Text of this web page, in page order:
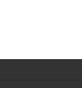
Влагоизоляция